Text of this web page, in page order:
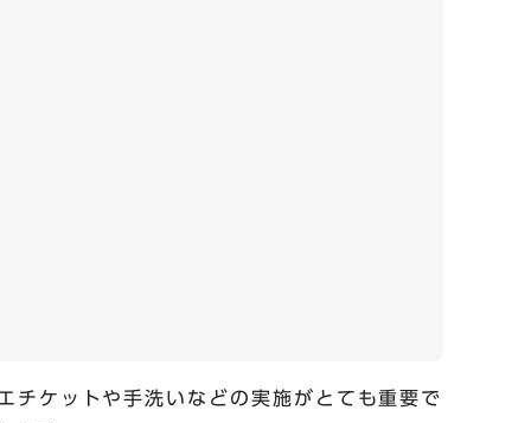
チケットや手洗いなどの実施がとても重要で